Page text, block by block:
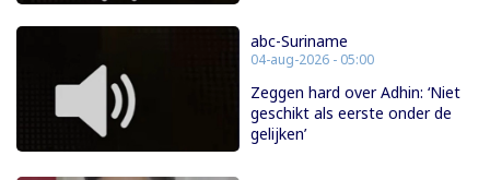
abc-Suriname
04-aug-2026 - 05:00
Zeggen hard over Adhin: ‘Niet
geschikt als eerste onder de
gelijken’